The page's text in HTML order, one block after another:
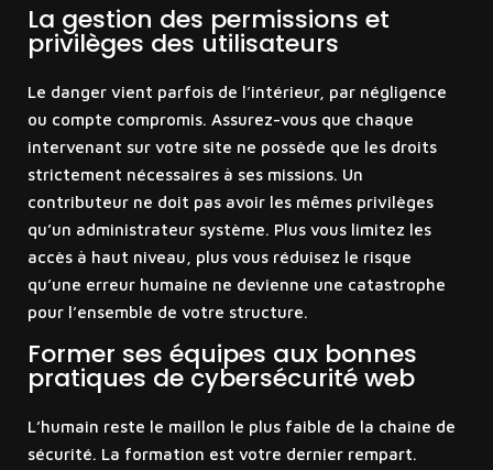
La gestion des permissions et
privilèges des utilisateurs
Le danger vient parfois de l’intérieur, par négligence
ou compte compromis. Assurez-vous que chaque
intervenant sur votre site ne possède que les droits
strictement nécessaires à ses missions. Un
contributeur ne doit pas avoir les mêmes privilèges
qu’un administrateur système. Plus vous limitez les
accès à haut niveau, plus vous réduisez le risque
qu’une erreur humaine ne devienne une catastrophe
pour l’ensemble de votre structure.
Former ses équipes aux bonnes
pratiques de cybersécurité web
L’humain reste le maillon le plus faible de la chaîne de
sécurité. La formation est votre dernier rempart.